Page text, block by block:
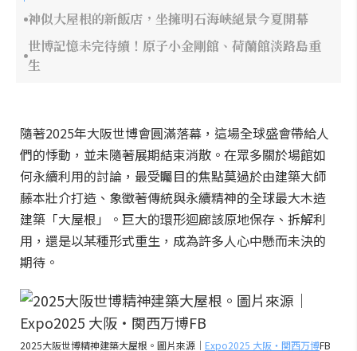
神似大屋根的新飯店，坐擁明石海峽絕景今夏開幕
世博記憶未完待續！原子小金剛館、荷蘭館淡路島重
生
隨著2025年大阪世博會圓滿落幕，這場全球盛會帶給人
們的悸動，並未隨著展期結束消散。在眾多關於場館如
何永續利用的討論，最受矚目的焦點莫過於由建築大師
藤本壯介打造、象徵著傳統與永續精神的全球最大木造
建築「大屋根」。巨大的環形迴廊該原地保存、拆解利
用，還是以某種形式重生，成為許多人心中懸而未決的
期待。
2025大阪世博精神建築大屋根。圖片來源｜ Expo2025 大阪・関西万博FB